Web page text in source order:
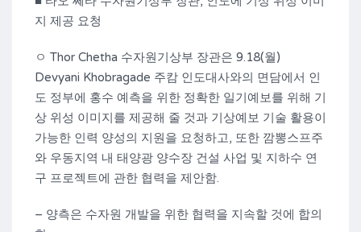
지 제공 요청
ㅇ Thor Chetha 수자원기상부 장관은 9.18(월)
Devyani Khobragade 주캄 인도대사와의 면담에서 인
도 정부에 홍수 예측을 위한 정확한 일기예보를 위해 기
상 위성 이미지를 제공해 줄 것과 기상예보 기술 활용이
가능한 인력 양성의 지원을 요청하고, 또한 깜뽕스프주
와 우동지역 내 태양광 양수장 건설 사업 및 지하수 연
구 프로젝트에 관한 협력을 제안함.
– 양측은 수자원 개발을 위한 협력을 지속할 것에 합의